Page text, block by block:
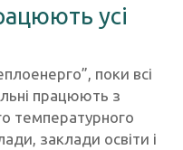
усі
поки всі
працюють з
температурного
заклади освіти і